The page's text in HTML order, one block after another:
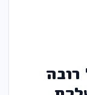
רובה